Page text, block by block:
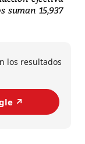
suman 15,937
los resultados
↗️